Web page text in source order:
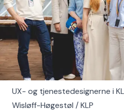
UX- og tjenestedesignerne i
Wisløff-Høgestøl / KLP